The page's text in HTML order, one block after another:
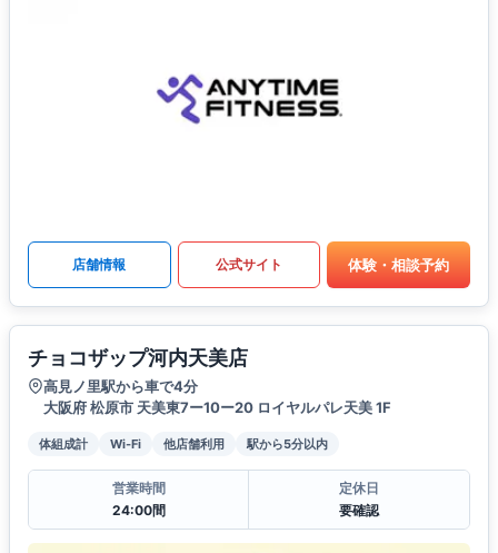
店舗情報 公式サイト 体験・相談予約
チョコザップ河内天美店
高見ノ里駅から車で4分
大阪府 松原市 天美東7ー10ー20 ロイヤルパレ天美 1F
体組成計 Wi-Fi 他店舗利用 駅から5分以内
営業時間
24:00間
定休日
要確認